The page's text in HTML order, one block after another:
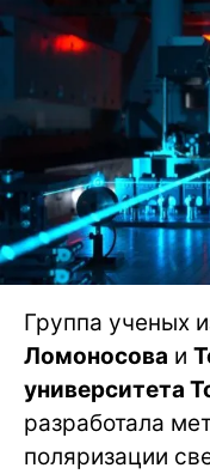
Группа ученых
Ломоносова и
университета
разработала
поляризации